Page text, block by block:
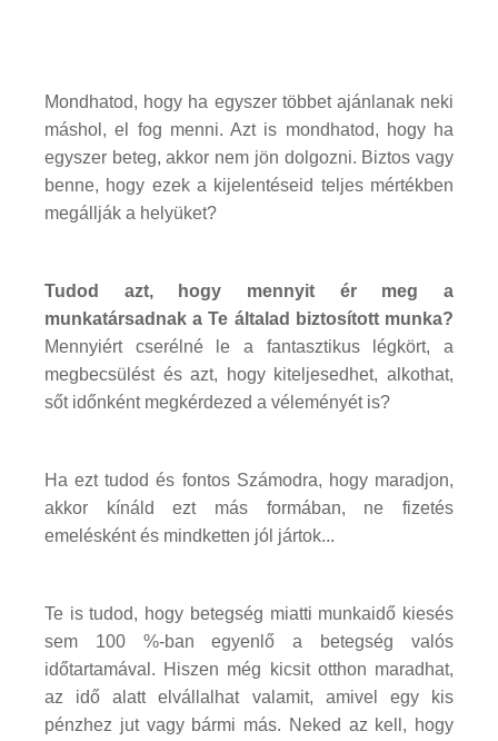
Mondhatod, hogy ha egyszer többet ajánlanak neki
máshol, el fog menni. Azt is mondhatod, hogy ha
egyszer beteg, akkor nem jön dolgozni. Biztos vagy
benne, hogy ezek a kijelentéseid teljes mértékben
megállják a helyüket?
Tudod azt, hogy mennyit ér meg a
munkatársadnak a Te általad biztosított munka?
Mennyiért cserélné le a fantasztikus légkört, a
megbecsülést és azt, hogy kiteljesedhet, alkothat,
sőt időnként megkérdezed a véleményét is?
Ha ezt tudod és fontos Számodra, hogy maradjon,
akkor kínáld ezt más formában, ne fizetés
emelésként és mindketten jól jártok...
Te is tudod, hogy betegség miatti munkaidő kiesés
sem 100 %-ban egyenlő a betegség valós
időtartamával. Hiszen még kicsit otthon maradhat,
az idő alatt elvállalhat valamit, amivel egy kis
pénzhez jut vagy bármi más. Neked az kell, hogy